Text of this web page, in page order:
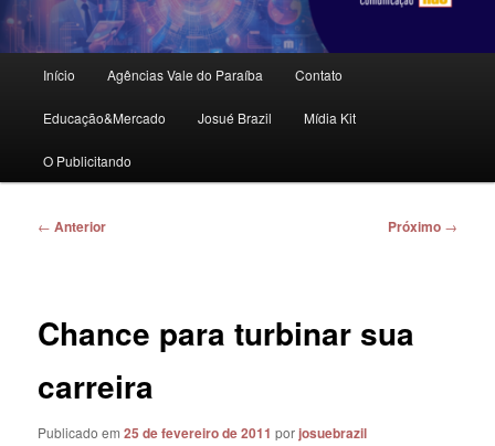
principal
Início Agências Vale do Paraíba Contato
Educação&Mercado Josué Brazil Mídia Kit
O Publicitando
Navegação
← Anterior Próximo →
Chance para turbinar sua
carreira
Publicado em25 de fevereiro de 2011 porjosuebrazil